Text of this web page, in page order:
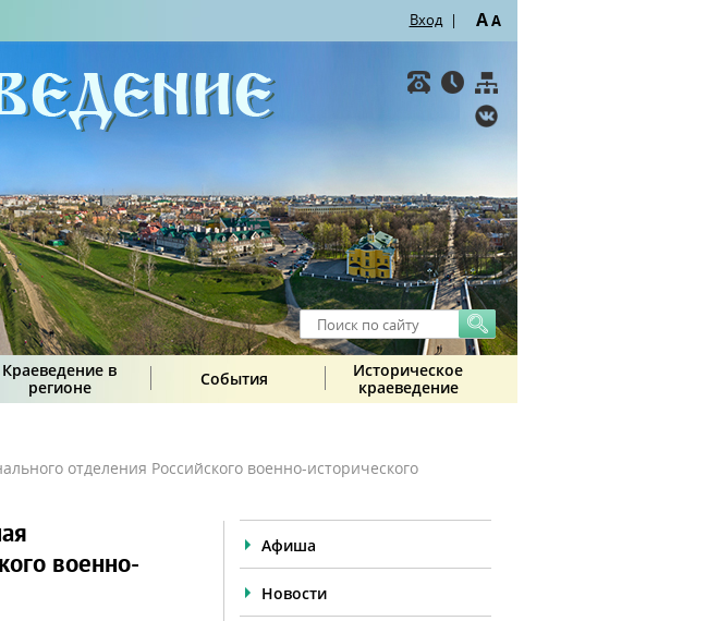
Вход | AA
Краеведение в
регионе
События
Историческое
краеведение
отделения Российского военно-исторического
военно-
Афиша
Новости